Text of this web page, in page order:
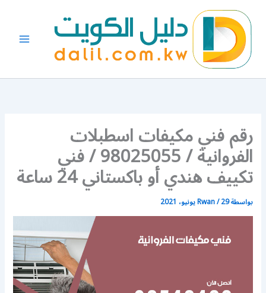
المحتوى
رقم فني مكيفات اسطبلات
الفروانية / 98025055 / فني
تكييف هندي أو باكستاني 24 ساعة
بواسطة Rwan/29 يونيو، 2021